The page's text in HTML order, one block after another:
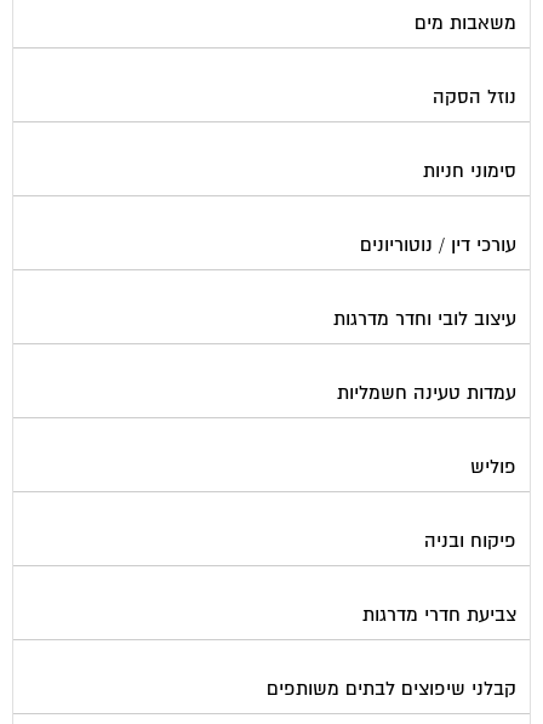
משאבות מים
נוזל הסקה
סימוני חניות
עורכי דין / נוטוריונים
עיצוב לובי וחדר מדרגות
עמדות טעינה חשמליות
פוליש
פיקוח ובניה
צביעת חדרי מדרגות
קבלני שיפוצים לבתים משותפים